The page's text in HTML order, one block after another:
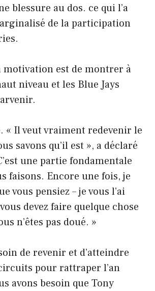
blessure au dos. ce qui l’a
de la participation
motivation est de montrer à
niveau et les Blue Jays
« Il veut vraiment redevenir le
savons qu’il est », a déclaré
une partie fondamentale
faisons. Encore une fois, je
vous pensiez – je vous l’ai
devez faire quelque chose
n’êtes pas doué. »
de revenir et d’atteindre
pour rattraper l’an
avons besoin que Tony